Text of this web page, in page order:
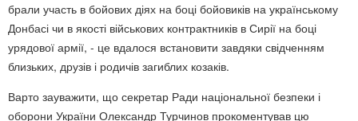
брали участь в бойових діях на боці бойовиків на українському
Донбасі чи в якості військових контрактників в Сирії на боці
урядової армії, - це вдалося встановити завдяки свідченням
близьких, друзів і родичів загиблих козаків.
Варто зауважити, що секретар Ради національної безпеки і
оборони України Олександр Турчинов прокоментував цю